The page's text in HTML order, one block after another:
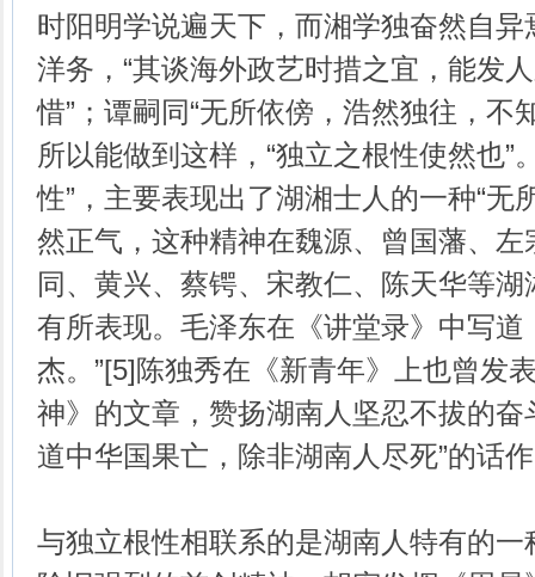
时阳明学说遍天下，而湘学独奋然自异
洋务，“其谈海外政艺时措之宜，能发
惜”；谭嗣同“无所依傍，浩然独往，不
所以能做到这样，“独立之根性使然也”
性”，主要表现出了湖湘士人的一种“无
然正气，这种精神在魏源、曾国藩、
同、黄兴、蔡锷、宋教仁、陈天华等
有所表现。毛泽东在《讲堂录》中写道
杰。”[5]陈独秀在《新青年》上也曾发
神》的文章，赞扬湖南人坚忍不拔的奋
道中华国果亡，除非湖南人尽死”的话
与独立根性相联系的是湖南人特有的